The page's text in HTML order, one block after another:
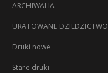
ARCHIWALIA
URATOWANE DZIEDZICTWO
Druki nowe
Stare druki